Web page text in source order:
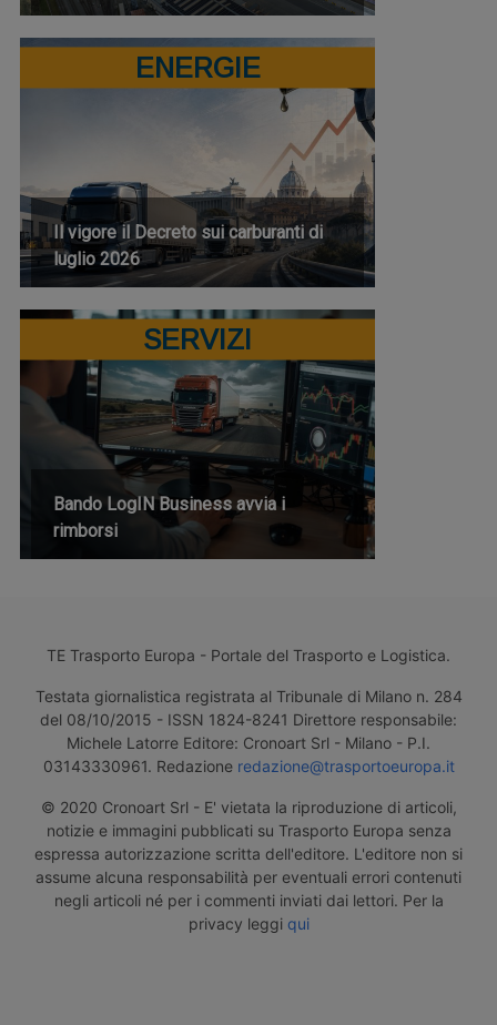
ENERGIE
Il vigore il Decreto sui carburanti di
luglio 2026
SERVIZI
Bando LogIN Business avvia i
rimborsi
TE Trasporto Europa - Portale del Trasporto e Logistica.
Testata giornalistica registrata al Tribunale di Milano n. 284
del 08/10/2015 - ISSN 1824-8241 Direttore responsabile:
Michele Latorre Editore: Cronoart Srl - Milano - P.I.
03143330961. Redazione redazione@trasportoeuropa.it
© 2020 Cronoart Srl - E' vietata la riproduzione di articoli,
notizie e immagini pubblicati su Trasporto Europa senza
espressa autorizzazione scritta dell'editore. L'editore non si
assume alcuna responsabilità per eventuali errori contenuti
negli articoli né per i commenti inviati dai lettori. Per la
privacy leggi qui